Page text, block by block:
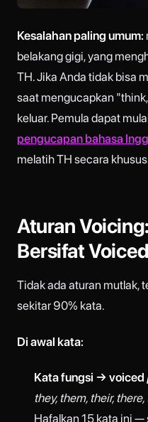
Kesalahan paling umum:
belakang gigi, yang
TH. Jika Anda tidak bisa
saat mengucapkan
keluar. Pemula dapat
pengucapan bahasa
melatih TH secara
Aturan
Bersifat
Tidak ada aturan mutlak,
sekitar 90% kata.
Di awal kata:
Kata fungsi → voiced
they, them, their,
Hafalkan 15 kata ini —